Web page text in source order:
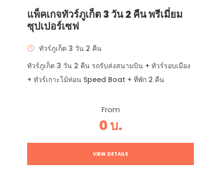
แพ็คเกจทัวร์ภูเก็ต 3 วัน 2 คืน พรีเมี่ยม
ซุปเปอร์เซฟ
ทัวร์ภูเก็ต 3 วัน 2 คืน
ทัวร์ภูเก็ต 3 วัน 2 คืน รถรับส่งสนามบิน + ทัวร์รอบเมือง
+ ทัวร์เกาะไม้ท่อน Speed Boat + ที่พัก 2 คืน
From
0 บ.
VIEW DETAILS